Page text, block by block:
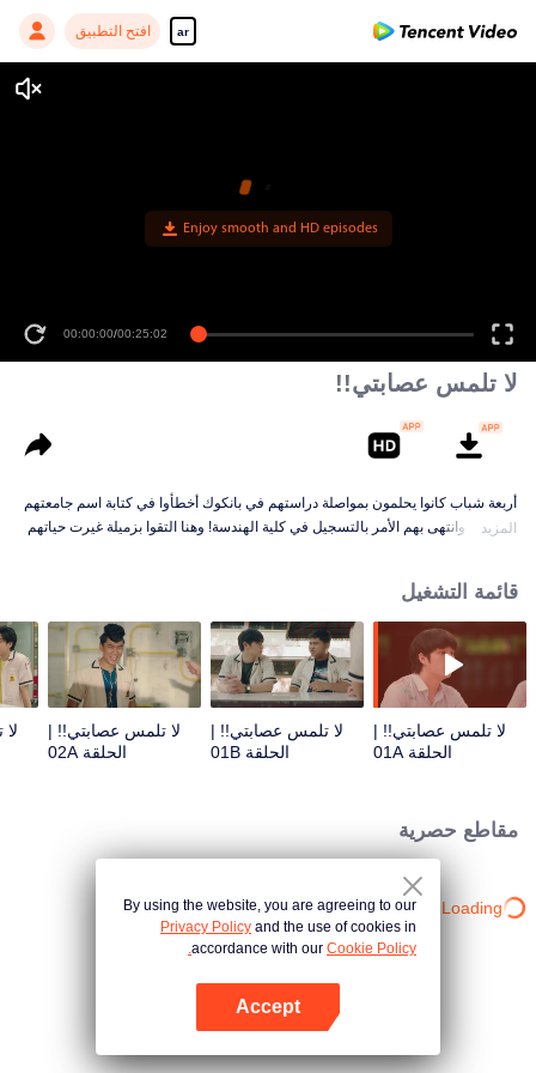
ar افتح التطبيق
Enjoy smooth and HD episodes
00:00:00/00:25:02
لا تلمس عصابتي!!
أربعة شباب كانوا يحلمون بمواصلة دراستهم في بانكوك أخطأوا في كتابة اسم جامعتهم
المفضلة وانتهى بهم الأمر بالتسجيل في كلية الهندسة! وهنا التقوا بزميلة غيرت حياتهم
المزيد
قائمة التشغيل
لا تلمس عصابتي!! |
الحلقة 01A
لا تلمس عصابتي!! |
الحلقة 01B
لا تلمس عصابتي!! |
الحلقة 02A
مقاطع حصرية
Loading…
By using the website, you are agreeing to our
Privacy Policy and the use of cookies in
accordance with our Cookie Policy.
Accept